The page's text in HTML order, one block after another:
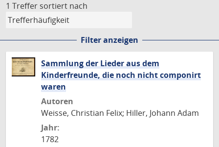
1 Treffer sortiert nach
Filter anzeigen
Sammlung der Lieder aus dem
Kinderfreunde, die noch nicht componirt
waren
Autoren
Weisse, Christian Felix; Hiller, Johann Adam
Jahr:
1782